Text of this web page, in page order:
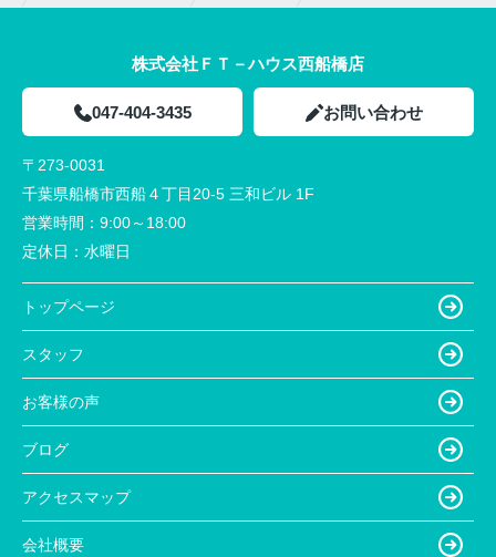
株式会社ＦＴ－ハウス西船橋店
047-404-3435 お問い合わせ
〒273-0031
千葉県船橋市西船４丁目20-5 三和ビル 1F
営業時間： 9:00～18:00
定休日： 水曜日
トップページ
スタッフ
お客様の声
ブログ
アクセスマップ
会社概要